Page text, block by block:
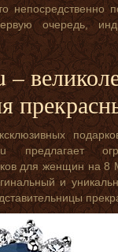
непосредственно
очередь,
–
предлагает
для женщин на 8
и